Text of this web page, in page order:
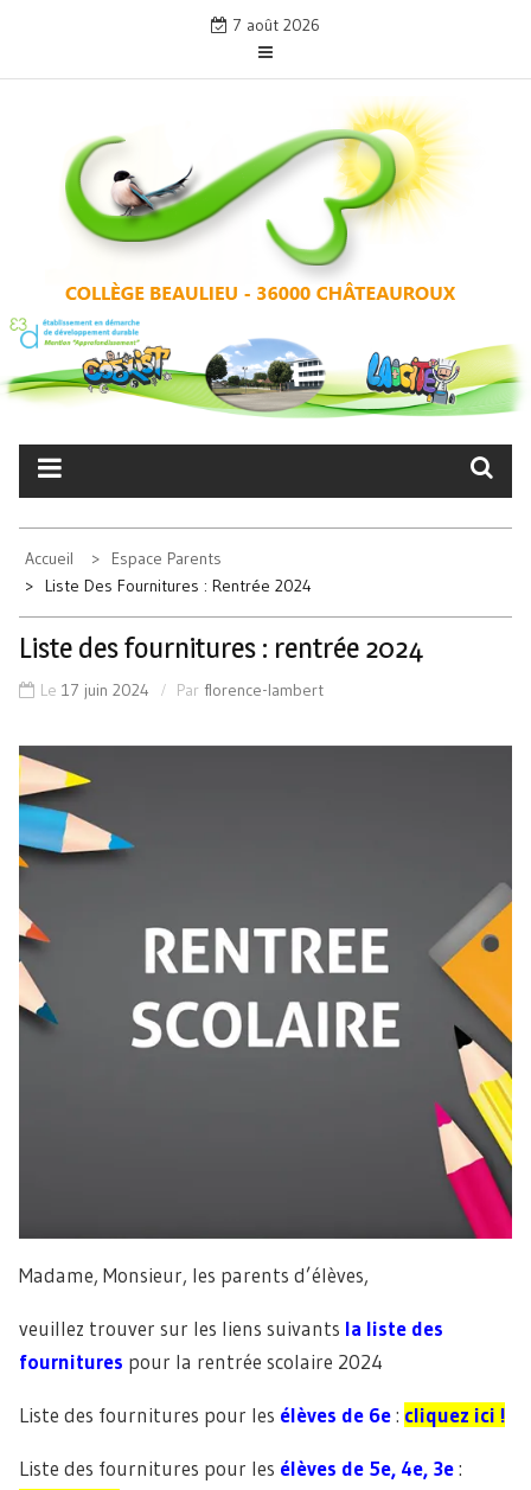
content
7 août 2026
COLLÈGE BEAULIEU –
CHÂTEAUROUX
Accueil
Espace Parents
Liste Des Fournitures : Rentrée 2024
Liste des fournitures : rentrée 2024
Le 17 juin 2024 Par florence-lambert
Madame, Monsieur, les parents d’élèves,
veuillez trouver sur les liens suivants la liste des
fournitures pour la rentrée scolaire 2024
Liste des fournitures pour les élèves de 6e: cliquez ici !
Liste des fournitures pour les élèves de 5e, 4e, 3e: